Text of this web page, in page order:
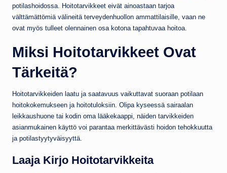
potilashoidossa. Hoitotarvikkeet eivät ainoastaan tarjoa
välttämättömiä välineitä terveydenhuollon ammattilaisille, vaan ne
ovat myös tulleet olennainen osa kotona tapahtuvaa hoitoa.
Miksi Hoitotarvikkeet Ovat
Tärkeitä?
Hoitotarvikkeiden laatu ja saatavuus vaikuttavat suoraan potilaan
hoitokokemukseen ja hoitotuloksiin. Olipa kyseessä sairaalan
leikkaushuone tai kodin oma lääkekaappi, näiden tarvikkeiden
asianmukainen käyttö voi parantaa merkittävästi hoidon tehokkuutta
ja potilastyytyväisyyttä.
Laaja Kirjo Hoitotarvikkeita